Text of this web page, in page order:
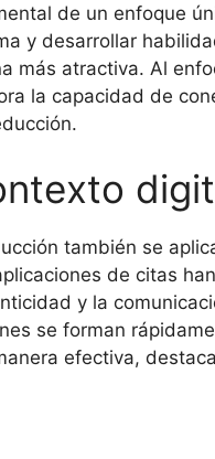
de un enfoque
y desarrollar
más atractiva. Al
la capacidad de
también se
de citas
y la
se forman
efectiva,